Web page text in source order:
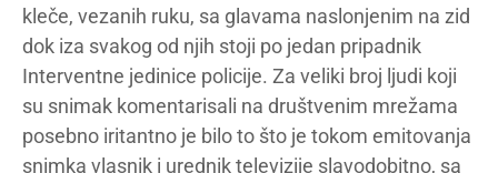
kleče, vezanih ruku, sa glavama naslonjenim na zid
dok iza svakog od njih stoji po jedan pripadnik
Interventne jedinice policije. Za veliki broj ljudi koji
su snimak komentarisali na društvenim mrežama
posebno iritantno je bilo to što je tokom emitovanja
snimka vlasnik i urednik televizije slavodobitno, sa